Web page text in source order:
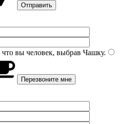
вы человек, выбрав Чашку.